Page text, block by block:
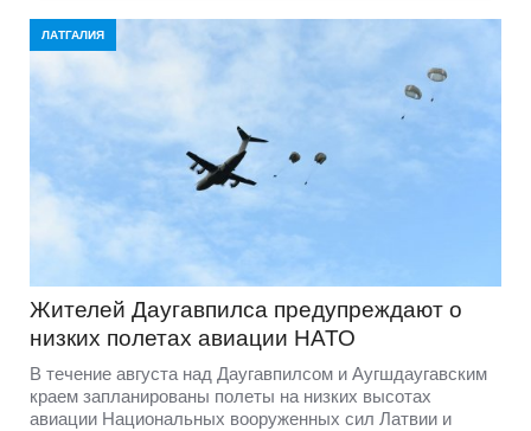
ЛАТГАЛИЯ
Жителей Даугавпилса предупреждают о
низких полетах авиации НАТО
В течение августа над Даугавпилсом и Аугшдаугавским
краем запланированы полеты на низких высотах
авиации Национальных вооруженных сил Латвии и